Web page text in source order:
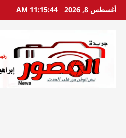
تخطيأغسطس 8, 2026 11:15:45 AM